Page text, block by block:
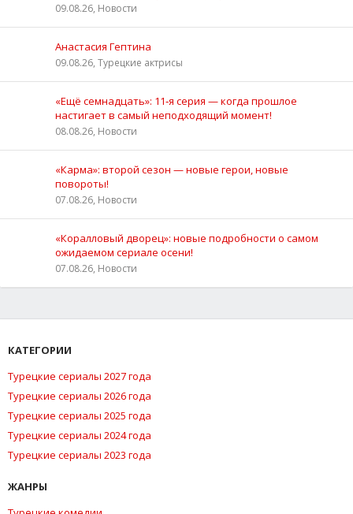
09.08.26, Новости
Анастасия Гептина
09.08.26, Турецкие актрисы
«Ещё семнадцать»: 11‑я серия — когда прошлое
настигает в самый неподходящий момент!
08.08.26, Новости
«Карма»: второй сезон — новые герои, новые
повороты!
07.08.26, Новости
«Коралловый дворец»: новые подробности о самом
ожидаемом сериале осени!
07.08.26, Новости
КАТЕГОРИИ
Турецкие сериалы 2027 года
Турецкие сериалы 2026 года
Турецкие сериалы 2025 года
Турецкие сериалы 2024 года
Турецкие сериалы 2023 года
ЖАНРЫ